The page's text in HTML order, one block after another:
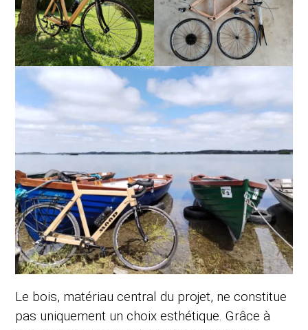
Le bois, matériau central du projet, ne constitue
pas uniquement un choix esthétique. Grâce à